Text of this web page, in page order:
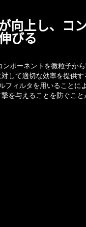
向上し、コ
びる
ポーネントを微粒子か
して適切な効率を提供す
ィルタを用いることによ
を与えることを防ぐこと